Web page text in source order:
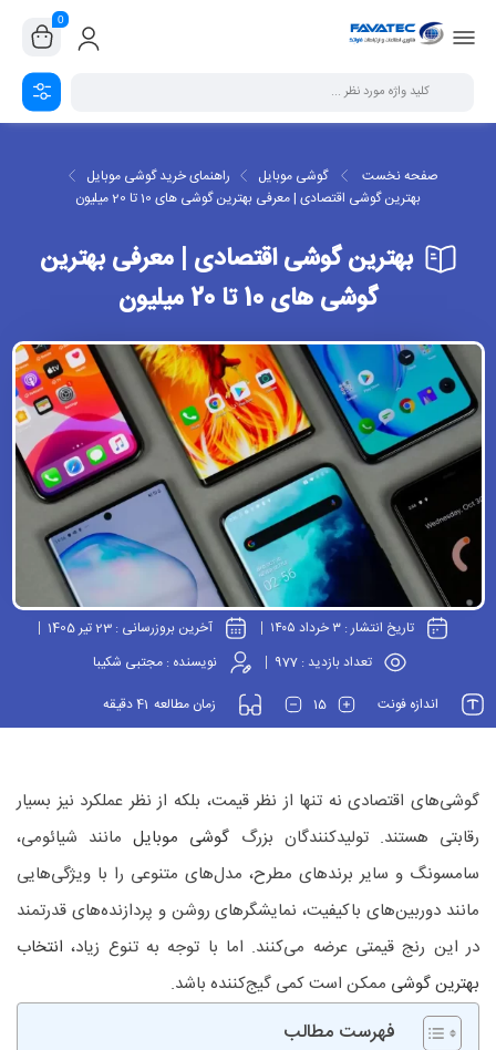
0
صفحه نخست گوشی موبایل
راهنمای خرید گوشی موبایل
بهترین گوشی اقتصادی | معرفی بهترین گوشی های 10 تا 20 میلیون
بهترین گوشی اقتصادی | معرفی بهترین
گوشی های 10 تا 20 میلیون
تاریخ انتشار :۳ خرداد ۱۴۰۵ آخرین بروزرسانی : 23 تیر 1405
تعداد بازدید :977 نویسنده :مجتبی شکیبا
اندازه فونت
15 زمان مطالعه 41دقیقه
گوشی‌های اقتصادی نه تنها از نظر قیمت، بلکه از نظر عملکرد نیز بسیار
رقابتی هستند. تولیدکنندگان بزرگ گوشی موبایلمانند شیائومی،
سامسونگ و سایر برندهای مطرح، مدل‌های متنوعی را با ویژگی‌هایی
مانند دوربین‌های باکیفیت، نمایشگرهای روشن و پردازنده‌های قدرتمند
در این رنج قیمتی عرضه می‌کنند. اما با توجه به تنوع زیاد، انتخاب
بهترین گوشی ممکن است کمی گیج‌کننده باشد.
فهرست مطالب